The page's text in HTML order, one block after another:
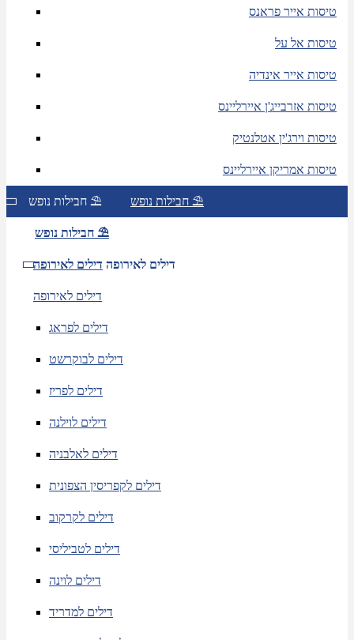
טיסות אייר פראנס
טיסות אל על
טיסות אייר אינדיה
טיסות אזרבייג'ן איירליינס
טיסות וירג'ין אטלנטיק
טיסות אמריקן איירליינס
חבילות נופש ⛱ חבילות נופש ⛱
חבילות נופש ⛱
דילים לאירופה דילים לאירופה
דילים לאירופה
דילים לפראג
דילים לבוקרשט
דילים לפריז
דילים לוילנה
דילים לאלבניה
דילים לקפריסין הצפונית
דילים לקרקוב
דילים לטביליסי
דילים לוינה
דילים למדריד